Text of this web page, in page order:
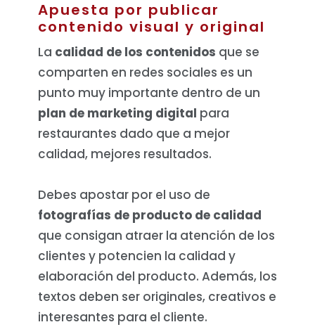
Apuesta por publicar
contenido visual y original
La calidad de los contenidos que se
comparten en redes sociales es un
punto muy importante dentro de un
plan de marketing digital para
restaurantes dado que a mejor
calidad, mejores resultados.
Debes apostar por el uso de
fotografías de producto de calidad
que consigan atraer la atención de los
clientes y potencien la calidad y
elaboración del producto. Además, los
textos deben ser originales, creativos e
interesantes para el cliente.